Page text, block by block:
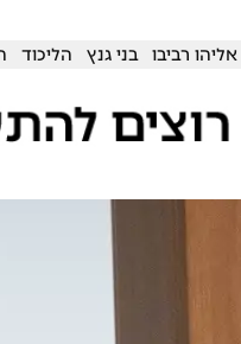
אליהו רביבו בני גנץ הליכוד